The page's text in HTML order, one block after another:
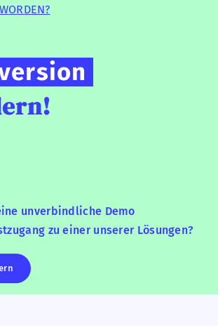
unverbindliche Demo
zu einer unserer Lösungen?